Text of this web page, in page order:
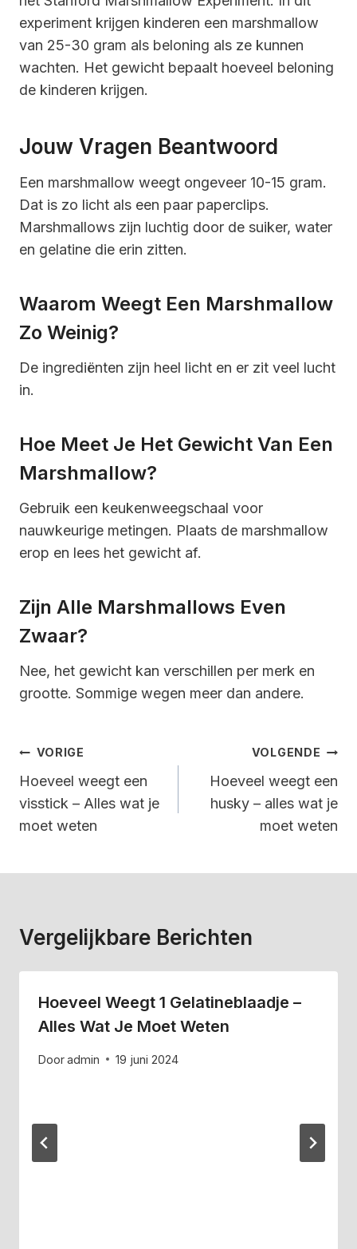
experiment krijgen kinderen een marshmallow
van 25-30 gram als beloning als ze kunnen
wachten. Het gewicht bepaalt hoeveel beloning
de kinderen krijgen.
Jouw Vragen Beantwoord
Een marshmallow weegt ongeveer 10-15 gram.
Dat is zo licht als een paar paperclips.
Marshmallows zijn luchtig door de suiker, water
en gelatine die erin zitten.
Waarom Weegt Een Marshmallow
Zo Weinig?
De ingrediënten zijn heel licht en er zit veel lucht
in.
Hoe Meet Je Het Gewicht Van Een
Marshmallow?
Gebruik een keukenweegschaal voor
nauwkeurige metingen. Plaats de marshmallow
erop en lees het gewicht af.
Zijn Alle Marshmallows Even
Zwaar?
Nee, het gewicht kan verschillen per merk en
grootte. Sommige wegen meer dan andere.
Bericht
Navigatie
VORIGE
Hoeveel weegt een
visstick – Alles wat je
moet weten
VOLGENDE
Hoeveel weegt een
husky – alles wat je
moet weten
Vergelijkbare Berichten
Hoeveel Weegt 1 Gelatineblaadje –
Alles Wat Je Moet Weten
Dooradmin 19 juni 2024